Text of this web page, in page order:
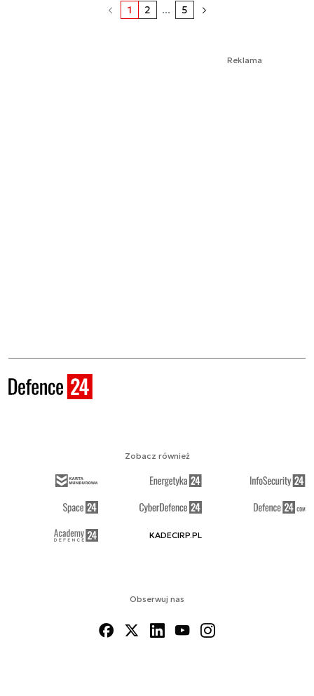
1 2 ... 5
Reklama
Obserwuj nas
Zobacz również
KADECIRP.PL